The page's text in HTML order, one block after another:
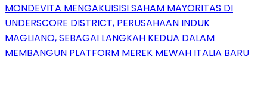
MONDEVITA MENGAKUISISI SAHAM MAYORITAS DI
UNDERSCORE DISTRICT, PERUSAHAAN INDUK
MAGLIANO, SEBAGAI LANGKAH KEDUA DALAM
MEMBANGUN PLATFORM MEREK MEWAH ITALIA BARU